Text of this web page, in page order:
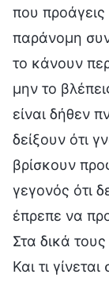
που προάγεις
παράνομη
το κάνουν
μην το
είναι δήθεν
δείξουν ότι
βρίσκουν
γεγονός ότι
έπρεπε να
Στα δικά
Και τι